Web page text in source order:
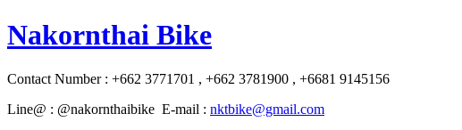
Nakornthai Bike
Contact Number : +662 3771701 , +662 3781900 , +6681 9145156
Line@ : @nakornthaibike E-mail : nktbike@gmail.com